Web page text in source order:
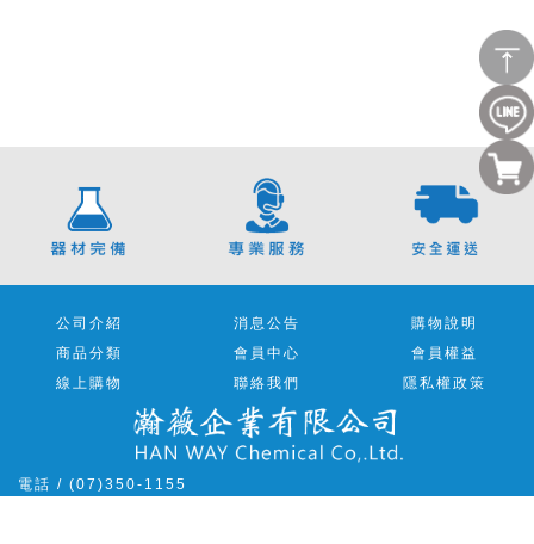
公司介紹 消息公告
購物說明
商品分類
會員中心
會員權益
線上購物
聯絡我們 隱私權政策
電話 / (07)350-1155